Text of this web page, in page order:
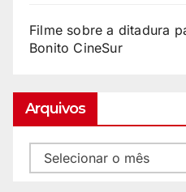
Filme sobre a ditadura
Bonito CineSur
Arquivos